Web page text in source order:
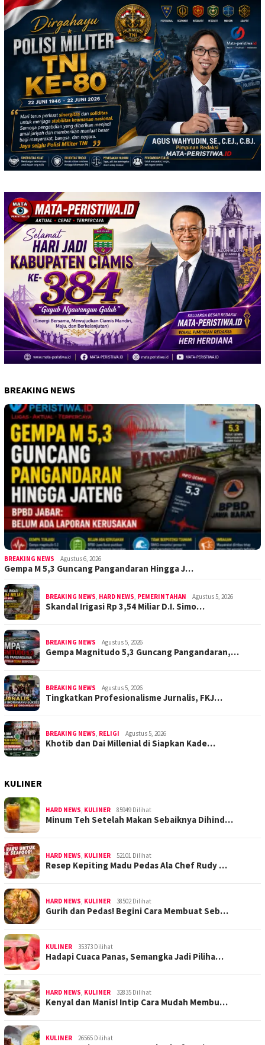
BREAKING NEWS
BREAKING NEWS Agustus 6, 2026
Gempa M 5,3 Guncang Pangandaran Hingga J…
BREAKING NEWS HARD NEWS PEMERINTAHAN Agustus 5, 2026
Skandal Irigasi Rp 3,54 Miliar D.I. Simo…
BREAKING NEWS Agustus 5, 2026
Gempa Magnitudo 5,3 Guncang Pangandaran,…
BREAKING NEWS Agustus 5, 2026
Tingkatkan Profesionalisme Jurnalis, FKJ…
BREAKING NEWS RELIGI Agustus 5, 2026
Khotib dan Dai Millenial di Siapkan Kade…
KULINER
HARD NEWS KULINER 85949 Dilihat
Minum Teh Setelah Makan Sebaiknya Dihind…
HARD NEWS KULINER 52101 Dilihat
Resep Kepiting Madu Pedas Ala Chef Rudy …
HARD NEWS KULINER 38502 Dilihat
Gurih dan Pedas! Begini Cara Membuat Seb…
KULINER 35373 Dilihat
Hadapi Cuaca Panas, Semangka Jadi Piliha…
HARD NEWS KULINER 32835 Dilihat
Kenyal dan Manis! Intip Cara Mudah Membu…
KULINER 26565 Dilihat